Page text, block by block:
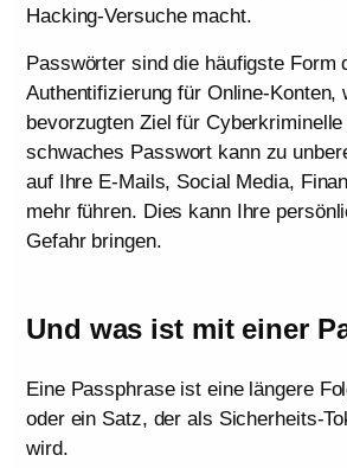
Hacking-Versuche macht.
Passwörter sind die häufigste Form
Authentifizierung für Online-Konten,
bevorzugten Ziel für
schwaches Passwort kann zu
auf Ihre E-Mails, Social Media,
mehr führen. Dies kann Ihre
Gefahr bringen.
Und was ist mit einer
Eine Passphrase ist eine längere
oder ein Satz, der als Sicherheits-
wird.